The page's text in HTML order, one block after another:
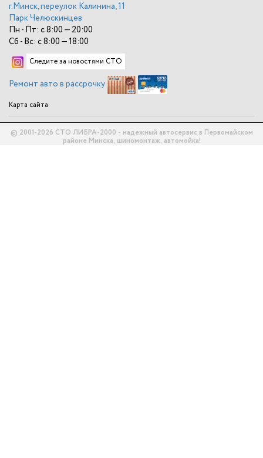
г.Минск, переулок Калинина, 11
Парк Челюскинцев
Пн - Пт: с 8:00 — 20:00
Сб - Вс: с 8:00 — 18:00
Следите за новостями СТО
Ремонт авто в рассрочку
Карта сайта
© 2001-2026 СТО ЛИБРА-2000 - надежный автосервис в Первомайском
районе Минска, шиномонтаж, автомойка!